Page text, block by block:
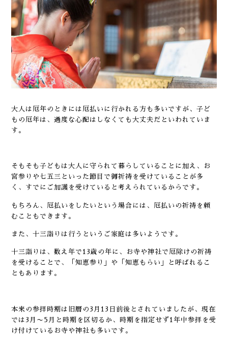
大人は厄年のときには厄払いに行かれる方も多いですが、子ど
もの厄年は、過度な心配はしなくても大丈夫だといわれていま
す。
そもそも子どもは大人に守られて暮らしていることに加え、お
宮参りや七五三といった節目で御祈祷を受けていることが多
く、すでにご加護を受けていると考えられているからです。
もちろん、厄払いをしたいという場合には、厄払いの祈祷を頼
むこともできます。
また、十三詣りは行うというご家庭は多いようです。
十三詣りは、数え年で13歳の年に、お寺や神社で厄除けの祈祷
を受けることで、「知恵参り」や「知恵もらい」と呼ばれるこ
ともあります。
本来の参拝時期は旧暦の3月13日前後とされていましたが、現在
では3月〜5月と時期を区切るか、時期を指定せず1年中参拝を受
け付けているお寺や神社も多いです。